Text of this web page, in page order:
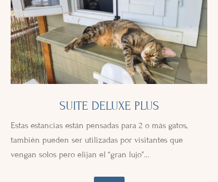
SUITE DELUXE PLUS
Estas estancias están pensadas para 2 o más gatos,
también pueden ser utilizadas por visitantes que
vengan solos pero elijan el “gran lujo"…